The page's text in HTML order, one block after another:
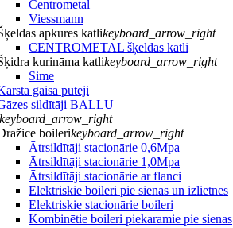
Centrometal
Viessmann
apkures katlikeyboard_arrow_right
CENTROMETAL šķeldas katli
kurināma katlikeyboard_arrow_right
Sime
gaisa pūtēji
sildītāji BALLU
keyboard_arrow_right
boilerikeyboard_arrow_right
Ātrsildītāji stacionārie 0,6Mpa
Ātrsildītāji stacionārie 1,0Mpa
Ātrsildītāji stacionārie ar flanci
Elektriskie boileri pie sienas un izlietnes
Elektriskie stacionārie boileri
Kombinētie boileri piekaramie pie sienas